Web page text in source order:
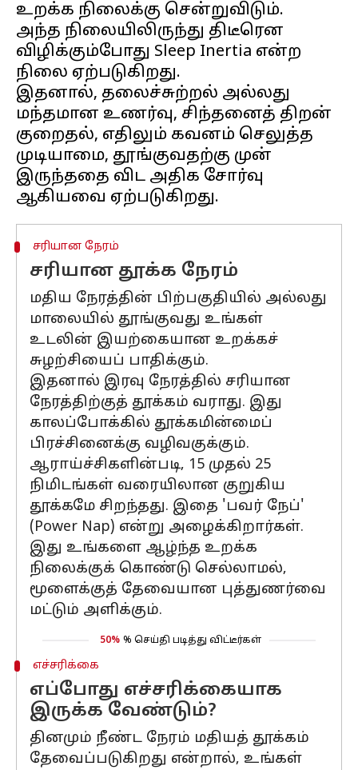
உறக்க நிலைக்கு சென்றுவிடும்.
அந்த நிலையிலிருந்து திடீரென
விழிக்கும்போது Sleep Inertia என்ற
நிலை ஏற்படுகிறது.
இதனால், தலைச்சுற்றல் அல்லது
மந்தமான உணர்வு, சிந்தனைத் திறன்
குறைதல், எதிலும் கவனம் செலுத்த
முடியாமை, தூங்குவதற்கு முன்
இருந்ததை விட அதிக சோர்வு
சரியான நேரம்
சரியான தூக்க நேரம்
மதிய நேரத்தின் பிற்பகுதியில் அல்லது
மாலையில் தூங்குவது உங்கள்
உடலின் இயற்கையான உறக்கச்
சுழற்சியைப் பாதிக்கும்.
இதனால் இரவு நேரத்தில் சரியான
நேரத்திற்குத் தூக்கம் வராது. இது
காலப்போக்கில் தூக்கமின்மைப்
பிரச்சினைக்கு வழிவகுக்கும்.
ஆராய்ச்சிகளின்படி, 15 முதல் 25
நிமிடங்கள் வரையிலான குறுகிய
தூக்கமே சிறந்தது. இதை 'பவர் நேப்'
(Power Nap) என்று அழைக்கிறார்கள்.
இது உங்களை ஆழ்ந்த உறக்க
நிலைக்குக் கொண்டு செல்லாமல்,
மூளைக்குத் தேவையான புத்துணர்வை
மட்டும் அளிக்கும்.
50% % செய்தி படித்து விட்டீர்கள்
எச்சரிக்கை
எப்போது எச்சரிக்கையாக
இருக்க வேண்டும்?
தினமும் நீண்ட நேரம் மதியத் தூக்கம்
தேவைப்படுகிறது என்றால், உங்கள்